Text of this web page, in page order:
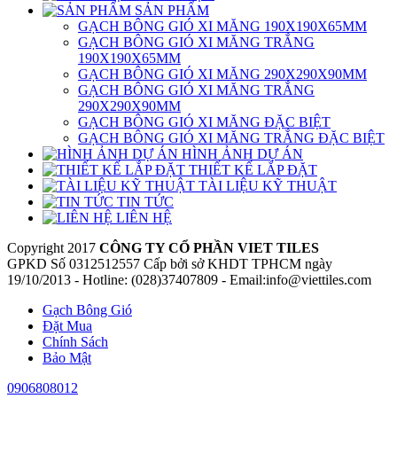
SẢN PHẨM
GẠCH BÔNG GIÓ XI MĂNG 190X190X65MM
GẠCH BÔNG GIÓ XI MĂNG TRẮNG
190X190X65MM
GẠCH BÔNG GIÓ XI MĂNG 290X290X90MM
GẠCH BÔNG GIÓ XI MĂNG TRẮNG
290X290X90MM
GẠCH BÔNG GIÓ XI MĂNG ĐẶC BIỆT
GẠCH BÔNG GIÓ XI MĂNG TRẮNG ĐẶC BIỆT
HÌNH ẢNH DỰ ÁN
THIẾT KẾ LẮP ĐẶT
TÀI LIỆU KỸ THUẬT
TIN TỨC
LIÊN HỆ
Copyright 2017 CÔNG TY CỔ PHẦN VIET TILES
GPKD Số 0312512557 Cấp bởi sở KHDT TPHCM ngày
19/10/2013 - Hotline: (028)37407809 - Email:info@viettiles.com
Gạch Bông Gió
Đặt Mua
Chính Sách
Bảo Mật
0906808012